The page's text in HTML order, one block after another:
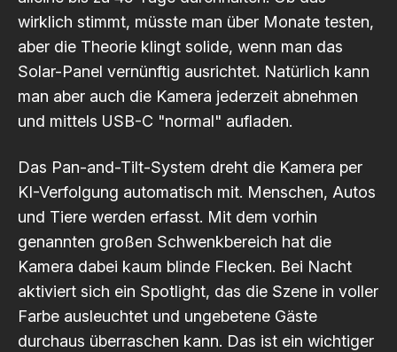
wirklich stimmt, müsste man über Monate testen,
aber die Theorie klingt solide, wenn man das
Solar-Panel vernünftig ausrichtet. Natürlich kann
man aber auch die Kamera jederzeit abnehmen
und mittels USB-C "normal" aufladen.
Das Pan-and-Tilt-System dreht die Kamera per
KI-Verfolgung automatisch mit. Menschen, Autos
und Tiere werden erfasst. Mit dem vorhin
genannten großen Schwenkbereich hat die
Kamera dabei kaum blinde Flecken. Bei Nacht
aktiviert sich ein Spotlight, das die Szene in voller
Farbe ausleuchtet und ungebetene Gäste
durchaus überraschen kann. Das ist ein wichtiger